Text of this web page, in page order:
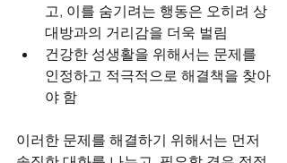
고, 이를 숨기려는 행동은 오히려 상
대방과의 거리감을 더욱 벌림
건강한 성생활을 위해서는 문제를
인정하고 적극적으로 해결책을 찾아
야 함
이러한 문제를 해결하기 위해서는 먼저